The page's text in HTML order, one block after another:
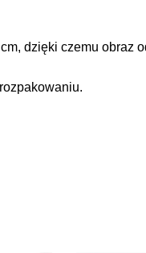
dzięki czemu obraz